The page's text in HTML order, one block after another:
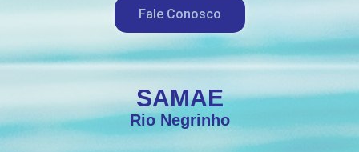
Fale Conosco
SAMAE
Rio Negrinho